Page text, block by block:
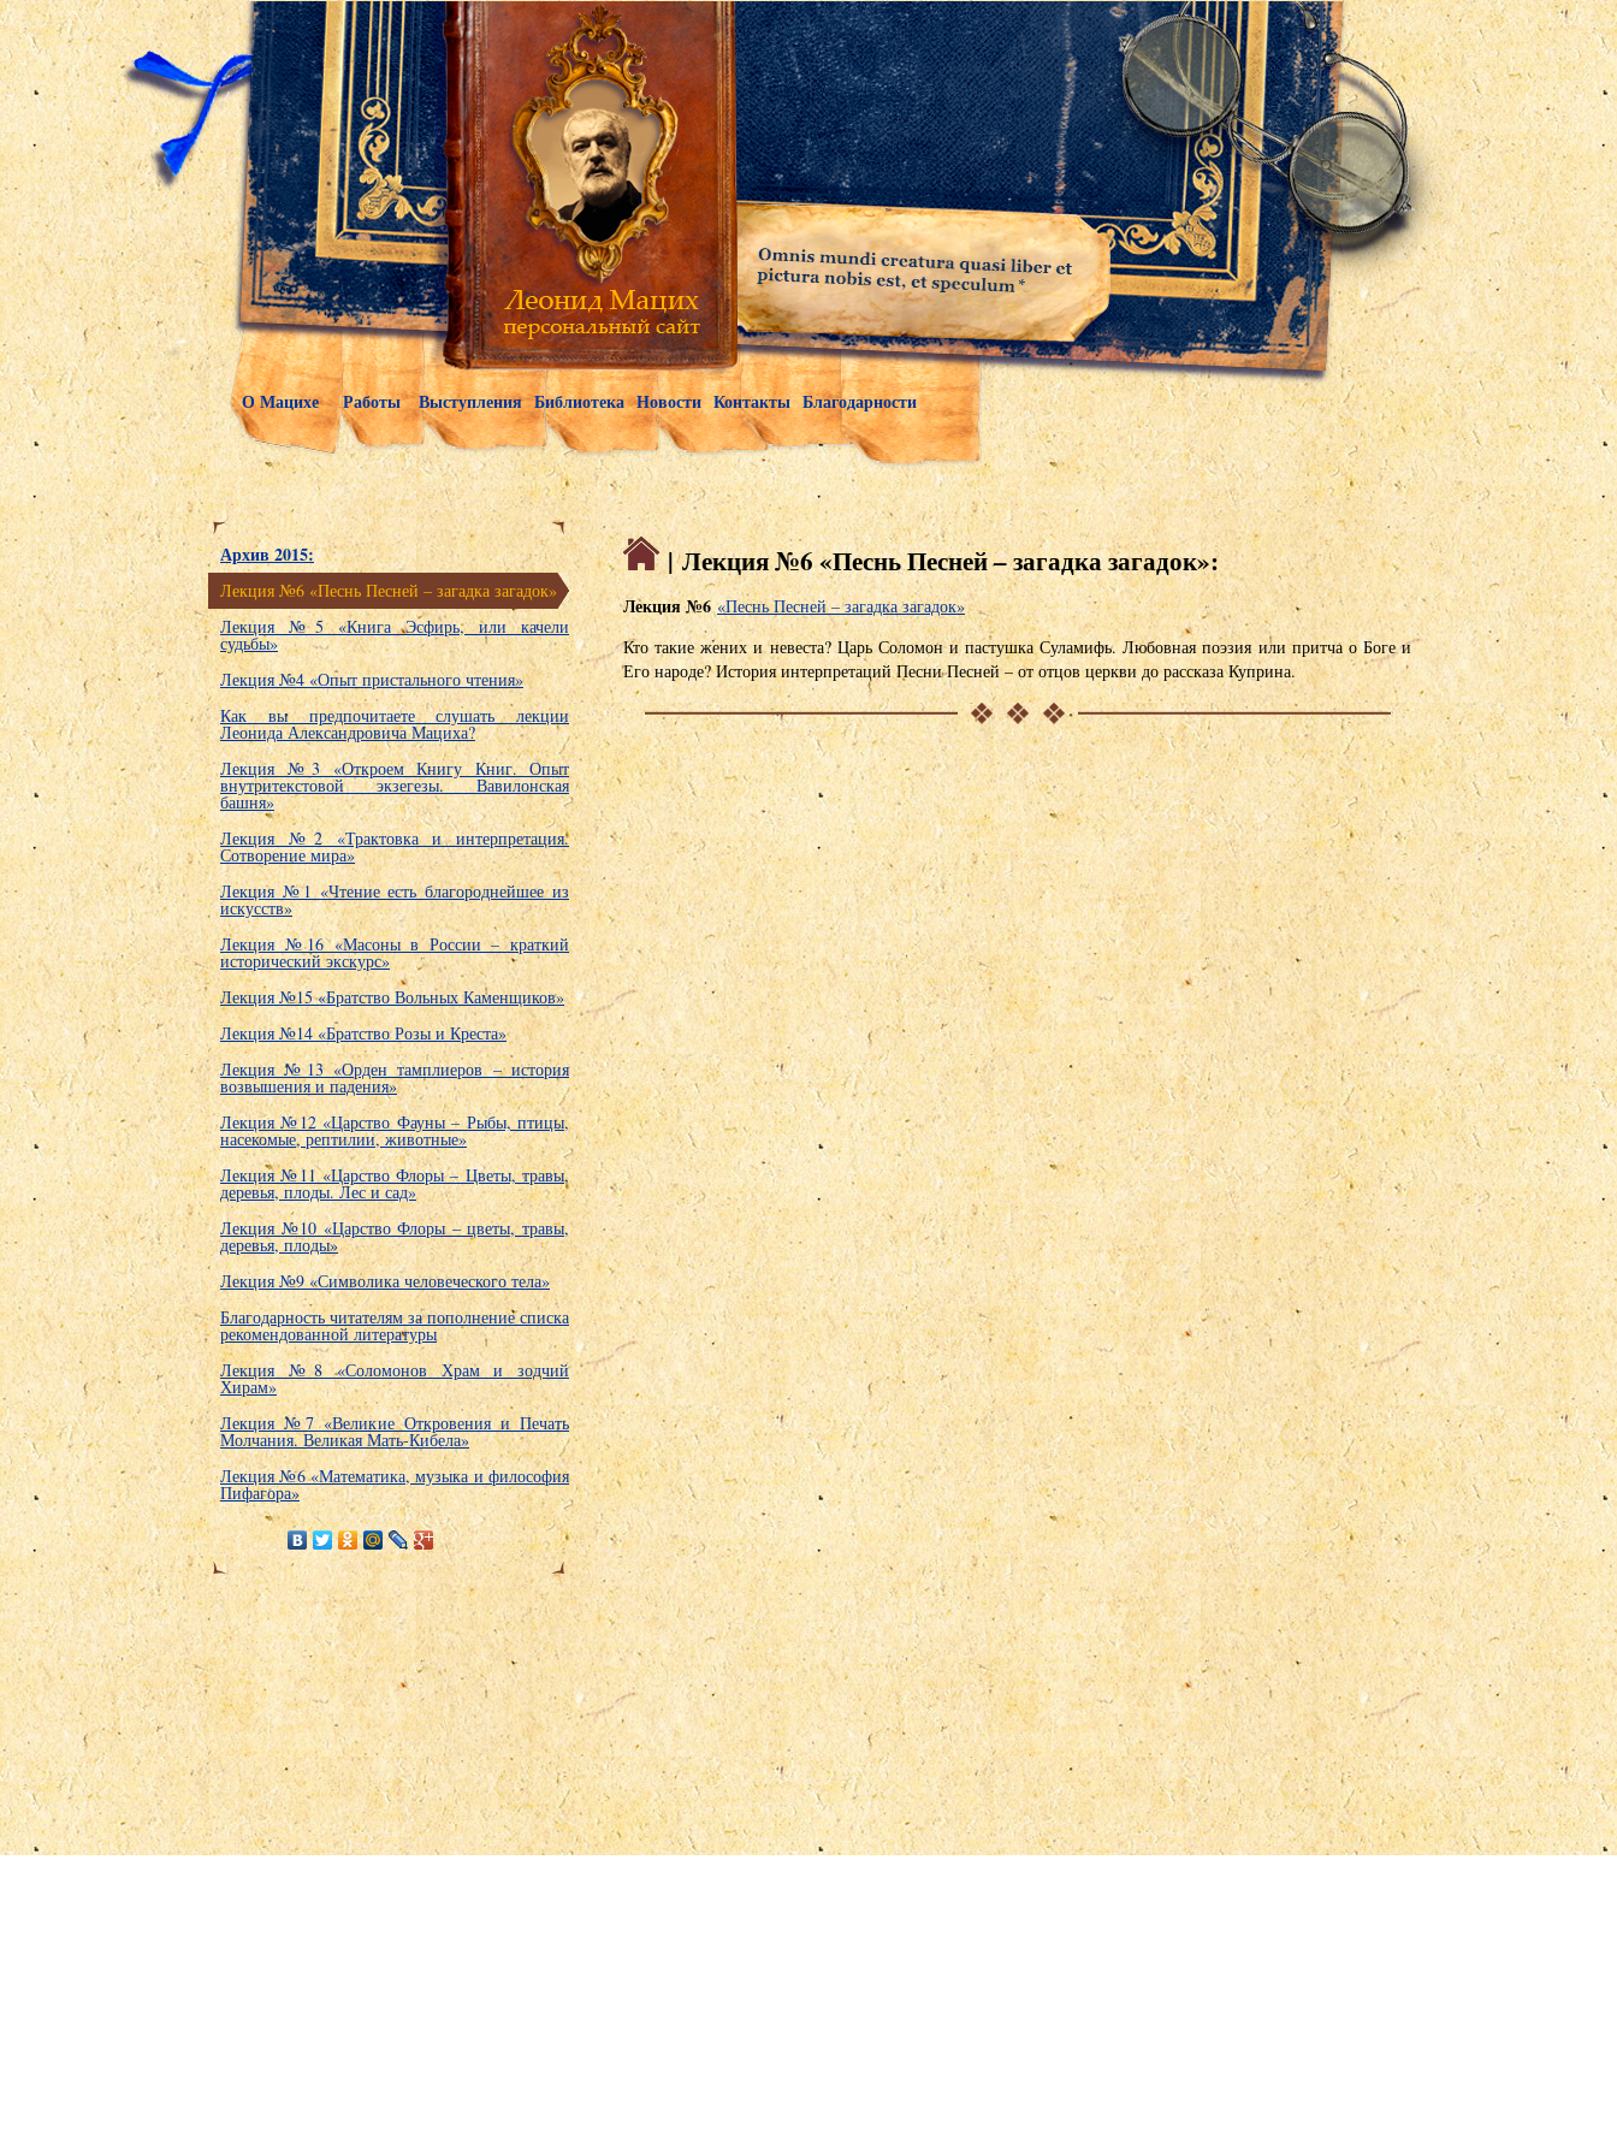
О Мацихе Работы Выступления Библиотека Новости Контакты Благодарности
Архив 2015:
Лекция №6 «Песнь Песней – загадка загадок»
Лекция №5 «Книга Эсфирь, или качели
судьбы»
Лекция №4 «Опыт пристального чтения»
Как вы предпочитаете слушать лекции
Леонида Александровича Мациха?
Лекция №3 «Откроем Книгу Книг. Опыт
внутритекстовой экзегезы. Вавилонская
башня»
Лекция №2 «Трактовка и интерпретация.
Сотворение мира»
Лекция №1 «Чтение есть благороднейшее из
искусств»
Лекция №16 «Масоны в России – краткий
исторический экскурс»
Лекция №15 «Братство Вольных Каменщиков»
Лекция №14 «Братство Розы и Креста»
Лекция №13 «Орден тамплиеров – история
возвышения и падения»
Лекция №12 «Царство Фауны – Рыбы, птицы,
насекомые, рептилии, животные»
Лекция №11 «Царство Флоры – Цветы, травы,
деревья, плоды. Лес и сад»
Лекция №10 «Царство Флоры – цветы, травы,
деревья, плоды»
Лекция №9 «Символика человеческого тела»
Благодарность читателям за пополнение списка
рекомендованной литературы
Лекция №8 «Соломонов Храм и зодчий
Хирам»
Лекция №7 «Великие Откровения и Печать
Молчания. Великая Мать-Кибела»
Лекция №6 «Математика, музыка и философия
Пифагора»
| Лекция №6 «Песнь Песней – загадка загадок»:
Лекция №6 «Песнь Песней – загадка загадок»
Кто такие жених и невеста? Царь Соломон и пастушка Суламифь. Любовная поэзия или притча о Боге и
Его народе? История интерпретаций Песни Песней – от отцов церкви до рассказа Куприна.